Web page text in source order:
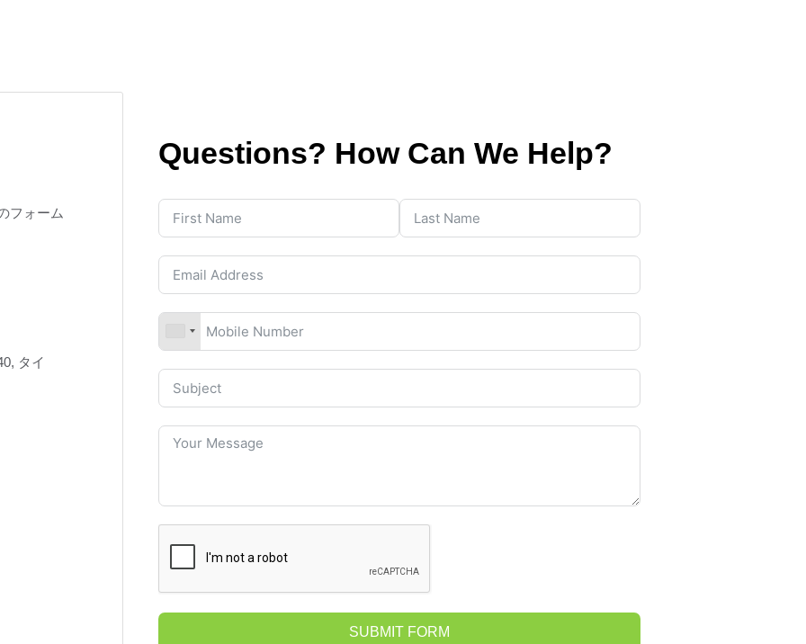
フォーム
タイ
Questions? How Can We Help?
SUBMIT FORM